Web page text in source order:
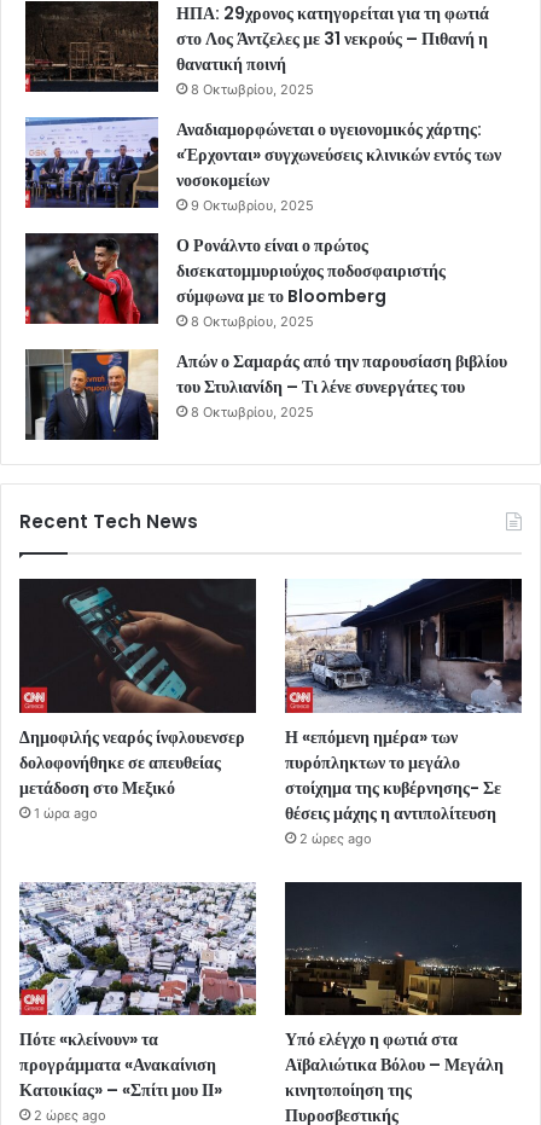
ΗΠΑ: 29χρονος κατηγορείται για τη φωτιά
στο Λος Άντζελες με 31 νεκρούς – Πιθανή η
θανατική ποινή
8 Οκτωβρίου, 2025
Αναδιαμορφώνεται ο υγειονομικός χάρτης:
«Έρχονται» συγχωνεύσεις κλινικών εντός των
νοσοκομείων
9 Οκτωβρίου, 2025
Ο Ρονάλντο είναι ο πρώτος
δισεκατομμυριούχος ποδοσφαιριστής
σύμφωνα με το Bloomberg
8 Οκτωβρίου, 2025
Απών ο Σαμαράς από την παρουσίαση βιβλίου
του Στυλιανίδη – Τι λένε συνεργάτες του
8 Οκτωβρίου, 2025
Recent Tech News
Δημοφιλής νεαρός ίνφλουενσερ
δολοφονήθηκε σε απευθείας
μετάδοση στο Μεξικό
1 ώρα ago
Η «επόμενη ημέρα» των
πυρόπληκτων το μεγάλο
στοίχημα της κυβέρνησης- Σε
θέσεις μάχης η αντιπολίτευση
2 ώρες ago
Πότε «κλείνουν» τα
προγράμματα «Ανακαίνιση
Κατοικίας» – «Σπίτι μου ΙΙ»
2 ώρες ago
Υπό ελέγχο η φωτιά στα
Αϊβαλιώτικα Βόλου – Μεγάλη
κινητοποίηση της
Πυροσβεστικής